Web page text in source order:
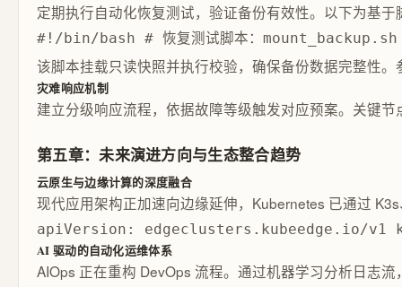
定期执行自动化恢复测试，验证备份有效性。以下为基
#!/bin/bash # 恢复测试脚本：mount_backup.sh
该脚本挂载只读快照并执行校验，确保备份数据完整性。
灾难响应机制
建立分级响应流程，依据故障等级触发对应预案。关键
第五章：未来演进方向与生态整合趋势
云原生与边缘计算的深度融合
现代应用架构正加速向边缘延伸，Kubernetes 已通过
apiVersion: edgeclusters.kubeedge.io/v1
AI 驱动的自动化运维体系
AIOps 正在重构 DevOps 流程。通过机器学习分析日志